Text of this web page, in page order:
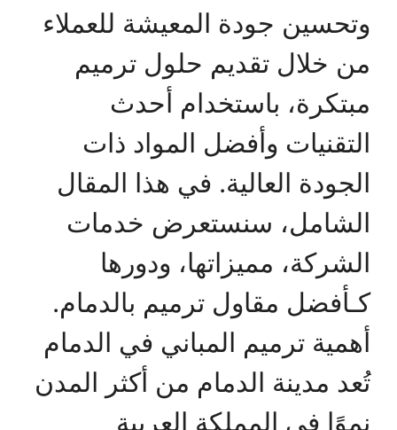
وتحسين جودة المعيشة للعملاء
من خلال تقديم حلول ترميم
مبتكرة، باستخدام أحدث
التقنيات وأفضل المواد ذات
الجودة العالية. في هذا المقال
الشامل، سنستعرض خدمات
الشركة، مميزاتها، ودورها
كـأفضل مقاول ترميم بالدمام.
أهمية ترميم المباني في الدمام
تُعد مدينة الدمام من أكثر المدن
نموًا في المملكة العربية